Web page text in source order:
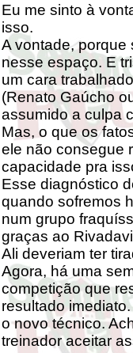
Eu me sinto à
isso.
A vontade, porque
nesse espaço. E
um cara
(Renato Gaúcho
assumido a culpa
Mas, o que os
ele não consegue
capacidade pra
Esse diagnóstico
quando sofremos
num grupo
graças ao
Ali deveriam ter
Agora, há uma
competição que
resultado
o novo técnico.
treinador aceitar